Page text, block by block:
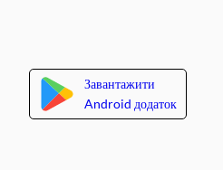
Завантажити
Android додаток